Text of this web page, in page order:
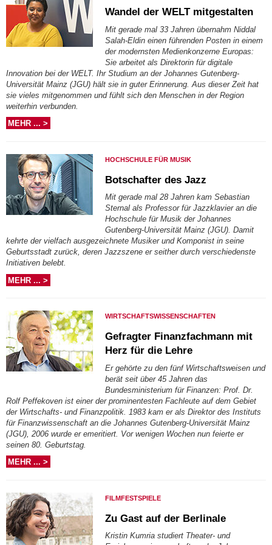
Wandel der WELT mitgestalten
Mit gerade mal 33 Jahren übernahm Niddal
Salah-Eldin einen führenden Posten in einem
der modernsten Medienkonzerne Europas:
Sie arbeitet als Direktorin für digitale
Innovation bei der WELT. Ihr Studium an der Johannes Gutenberg-
Universität Mainz (JGU) hält sie in guter Erinnerung. Aus dieser Zeit hat
sie vieles mitgenommen und fühlt sich den Menschen in der Region
weiterhin verbunden.
MEHR ... >
HOCHSCHULE FÜR MUSIK
Botschafter des Jazz
Mit gerade mal 28 Jahren kam Sebastian
Sternal als Professor für Jazzklavier an die
Hochschule für Musik der Johannes
Gutenberg-Universität Mainz (JGU). Damit
kehrte der vielfach ausgezeichnete Musiker und Komponist in seine
Geburtsstadt zurück, deren Jazzszene er seither durch verschiedenste
Initiativen belebt.
MEHR ... >
WIRTSCHAFTSWISSENSCHAFTEN
Gefragter Finanzfachmann mit
Herz für die Lehre
Er gehörte zu den fünf Wirtschaftsweisen und
berät seit über 45 Jahren das
Bundesministerium für Finanzen: Prof. Dr.
Rolf Peffekoven ist einer der prominentesten Fachleute auf dem Gebiet
der Wirtschafts- und Finanzpolitik. 1983 kam er als Direktor des Instituts
für Finanzwissenschaft an die Johannes Gutenberg-Universität Mainz
(JGU), 2006 wurde er emeritiert. Vor wenigen Wochen nun feierte er
seinen 80. Geburtstag.
MEHR ... >
FILMFESTSPIELE
Zu Gast auf der Berlinale
Kristin Kumria studiert Theater- und